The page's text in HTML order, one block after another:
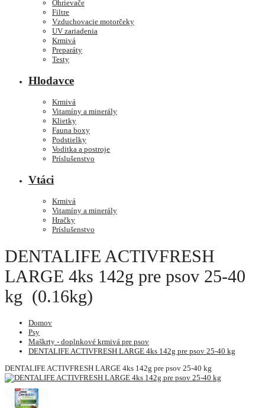
Ohrievače
Filtre
Vzduchovacie motorčeky
UV zariadenia
Krmivá
Preparáty
Testy
Hlodavce
Krmivá
Vitamíny a minerály
Klietky
Fauna boxy
Podstielky
Voditka a postroje
Príslušenstvo
Vtáci
Krmivá
Vitamíny a minerály
Hračky
Príslušenstvo
DENTALIFE ACTIVFRESH
LARGE 4ks 142g pre psov 25-40
kg (0.16kg)
Domov
Psy
Maškrty - doplnkové krmivá pre psov
DENTALIFE ACTIVFRESH LARGE 4ks 142g pre psov 25-40 kg
DENTALIFE ACTIVFRESH LARGE 4ks 142g pre psov 25-40 kg